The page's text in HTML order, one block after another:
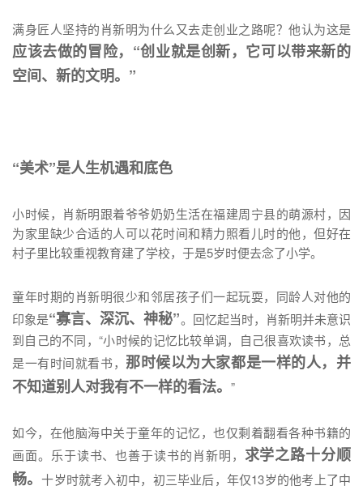
满身匠人坚持的肖新明为什么又去走创业之路呢？他认为这是
应该去做的冒险，“创业就是创新，它可以带来新的
空间、新的文明。”
“美术”是人生机遇和底色
小时候，肖新明跟着爷爷奶奶生活在福建周宁县的萌源村，因
为家里缺少合适的人可以花时间和精力照看儿时的他，但好在
村子里比较重视教育建了学校，于是5岁时便去念了小学。
童年时期的肖新明很少和邻居孩子们一起玩耍，同龄人对他的
印象是“寡言、深沉、神秘”。回忆起当时，肖新明并未意识
到自己的不同，“小时候的记忆比较单调，自己很喜欢读书，总
是一有时间就看书， 那时候以为大家都是一样的人，并
不知道别人对我有不一样的看法。 ”
如今，在他脑海中关于童年的记忆，也仅剩着翻看各种书籍的
画面。乐于读书、也善于读书的肖新明， 求学之路十分顺
畅。十岁时就考入初中，初三毕业后，年仅13岁的他考上了中